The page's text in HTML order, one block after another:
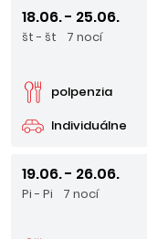
18.06. - 25.06.
št - št 7 nocí
Individuálne
polpenzia
19.06. - 26.06.
Pi - Pi 7 nocí